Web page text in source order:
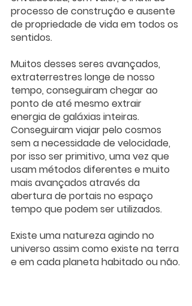
processo de construção e ausente
de propriedade de vida em todos os
sentidos.
Muitos desses seres avançados,
extraterrestres longe de nosso
tempo, conseguiram chegar ao
ponto de até mesmo extrair
energia de galáxias inteiras.
Conseguiram viajar pelo cosmos
sem a necessidade de velocidade,
por isso ser primitivo, uma vez que
usam métodos diferentes e muito
mais avançados através da
abertura de portais no espaço
tempo que podem ser utilizados.
Existe uma natureza agindo no
universo assim como existe na terra
e em cada planeta habitado ou não.